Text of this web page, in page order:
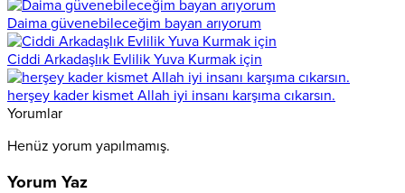
Daima güvenebileceğim bayan arıyorum
Ciddi Arkadaşlık Evlilik Yuva Kurmak için
herşey kader kismet Allah iyi insanı karşıma cıkarsın.
Yorumlar
Henüz yorum yapılmamış.
Yorum Yaz